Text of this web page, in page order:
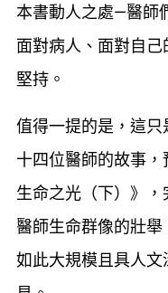
本書動人之處—醫師
面對病人、面對自
堅持。
值得一提的是，這
十四位醫師的故事
生命之光（下）》
醫師生命群像的壯
如此大規模且具人